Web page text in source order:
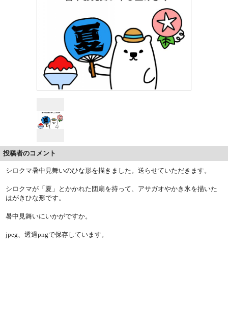
投稿者のコメント
シロクマ暑中見舞いのひな形を描きました。送らせていただきます。
シロクマが「夏」とかかれた団扇を持って、アサガオやかき氷を描いた
はがきひな形です。
暑中見舞いにいかがですか。
jpeg、透過pngで保存しています。